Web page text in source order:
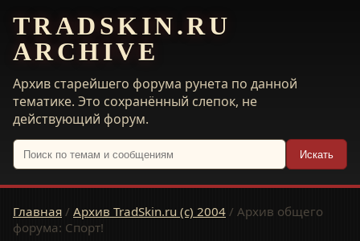
TRADSKIN.RU
ARCHIVE
Архив старейшего форума рунета по данной
тематике. Это сохранённый слепок, не
действующий форум.
Искать
Главная / Архив TradSkin.ru (с) 2004 / Архив общего
форума: Спорт!